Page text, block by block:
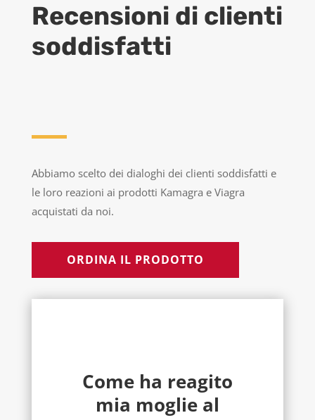
Recensioni di clienti
soddisfatti
Abbiamo scelto dei dialoghi dei clienti soddisfatti e
le loro reazioni ai prodotti Kamagra e Viagra
acquistati da noi.
ORDINA IL PRODOTTO
Come ha reagito
mia moglie al